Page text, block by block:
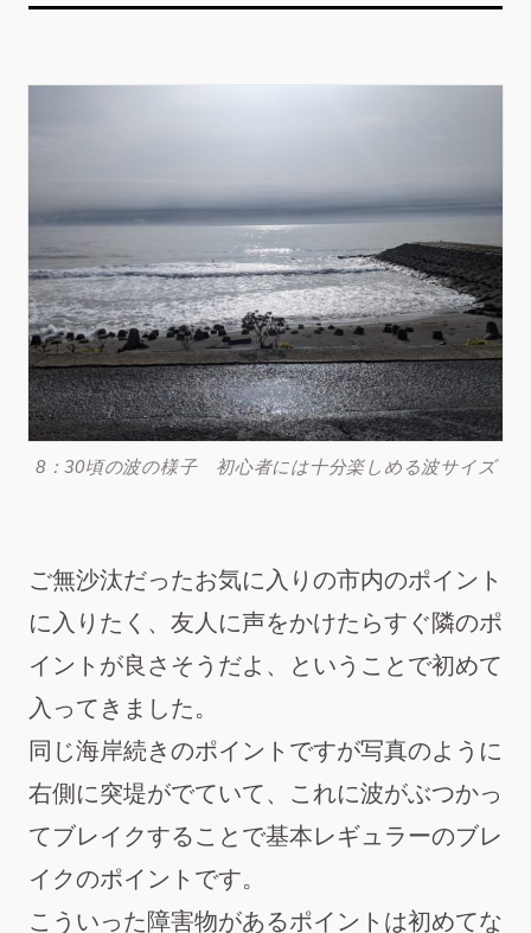
8：30頃の波の様子 初心者には十分楽しめる波サイズ
ご無沙汰だったお気に入りの市内のポイント
に入りたく、友人に声をかけたらすぐ隣のポ
イントが良さそうだよ、ということで初めて
入ってきました。
同じ海岸続きのポイントですが写真のように
右側に突堤がでていて、これに波がぶつかっ
てブレイクすることで基本レギュラーのブレ
イクのポイントです。
こういった障害物があるポイントは初めてな